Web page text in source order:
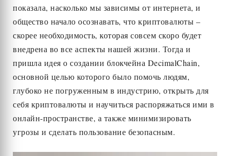
показала, насколько мы зависимы от интернета, и
общество начало осознавать, что криптовалюты –
скорее необходимость, которая совсем скоро будет
внедрена во все аспекты нашей жизни. Тогда и
пришла идея о создании блокчейна DecimalChain,
основной целью которого было помочь людям,
глубоко не погруженным в индустрию, открыть для
себя криптовалюты и научиться распоряжаться ими в
онлайн-пространстве, а также минимизировать
угрозы и сделать пользование безопасным.